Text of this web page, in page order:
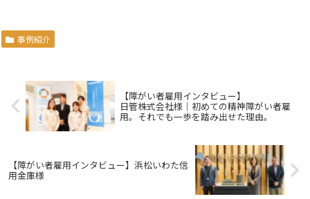
事例紹介
【障がい者雇用インタビュー】
日管株式会社様｜初めての精神障がい者雇
用。それでも一歩を踏み出せた理由。
【障がい者雇用インタビュー】浜松いわた信
用金庫様